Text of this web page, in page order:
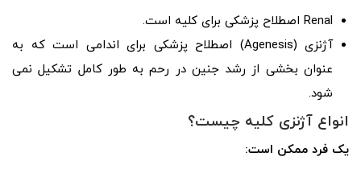
Renal اصطلاح پزشکی برای کلیه است.
آژنزی (Agenesis) اصطلاح پزشکی برای اندامی است که به
عنوان بخشی از رشد جنین در رحم به طور کامل تشکیل نمی
شود.
انواع آژنزی کلیه چیست؟
یک فرد ممکن است: